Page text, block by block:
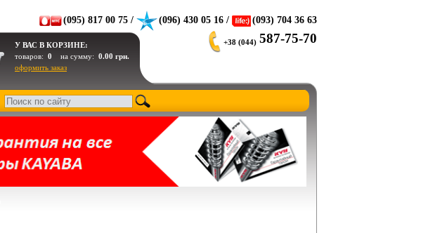
(095) 817 00 75 / (096) 430 05 16 / (093) 704 36 63
У ВАС В КОРЗИНЕ:
товаров: 0 на сумму: 0.00 грн.
оформить заказ
+38 (044) 587-75-70